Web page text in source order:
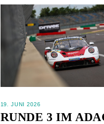
19. JUNI 2026
RUNDE 3 IM